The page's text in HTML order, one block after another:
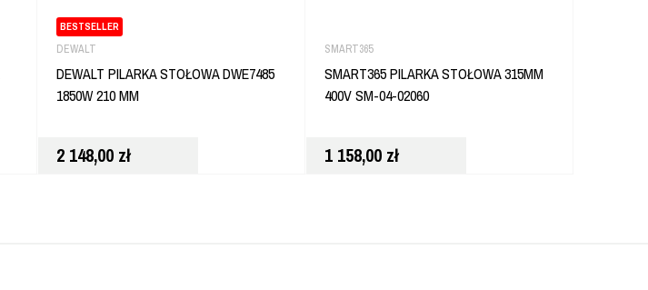
BESTSELLER
DEWALT
DEWALT PILARKA STOŁOWA DWE7485
1850W 210 MM
2 148,00 zł
SMART365
SMART365 PILARKA STOŁOWA 315MM
400V SM-04-02060
1 158,00 zł